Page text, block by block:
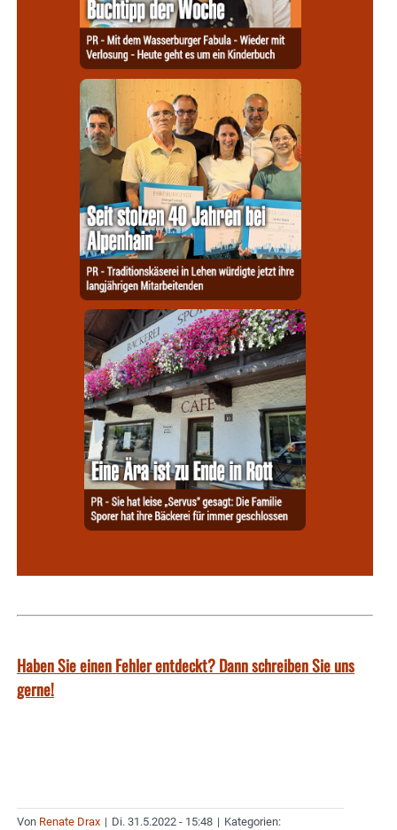
Haben Sie einen Fehler entdeckt? Dann schreiben Sie uns
gerne!
Von Renate Drax | Di. 31.5.2022 - 15:48 | Kategorien: